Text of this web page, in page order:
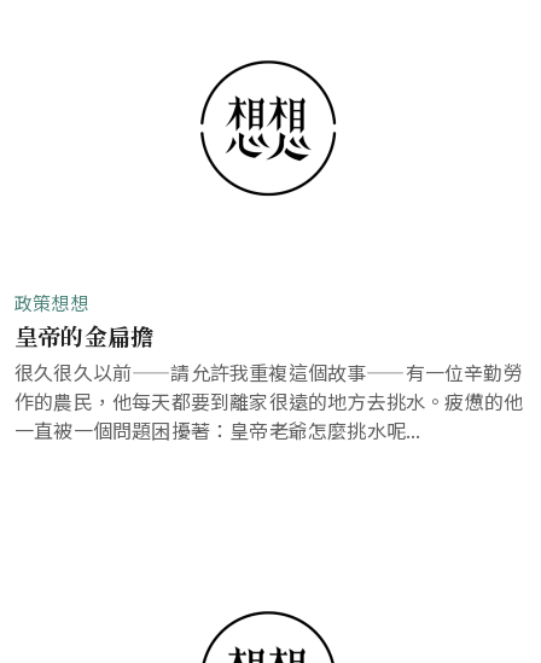
政策想想
皇帝的金扁擔
很久很久以前——請允許我重複這個故事——有一位辛勤勞
作的農民，他每天都要到離家很遠的地方去挑水。疲憊的他
一直被一個問題困擾著：皇帝老爺怎麼挑水呢...